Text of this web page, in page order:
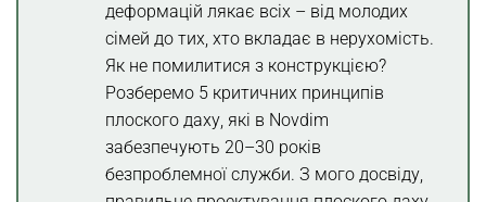
Конструкція плоского даху: шари
Монтаж плоського даху покроково
Помилки при проектуванні плоского
деформацій лякає всіх – від молодих
сімей до тих, хто вкладає в нерухомість.
Як не помилитися з конструкцією?
Розберемо 5 критичних принципів
плоского даху, які в Novdim
забезпечують 20–30 років
безпроблемної служби. З мого досвіду,